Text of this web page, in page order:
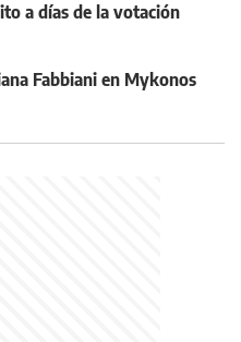
a días de la votación
Fabbiani en Mykonos